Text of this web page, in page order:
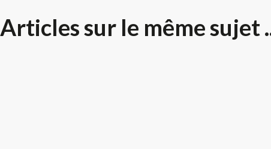
Articles sur le même sujet